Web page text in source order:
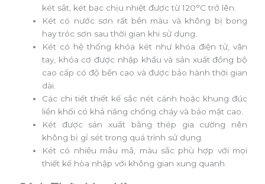
két sắt, két bạc chịu nhiệt được từ 120°C trở lên.
Két có nước sơn rất bền màu và không bị bong
hay tróc sơn sau thời gian khi sử dụng.
Két có hệ thống khóa két như khóa điện tử, vân
tay, khóa cơ được nhập khẩu và sản xuất đồng bộ
cao cấp có độ bền cao và được bảo hành thời gian
dài.
Các chi tiết thiết kế sắc nét cánh hoặc khung đúc
liền khối có khả năng chống cháy và bảo mật cao.
Két được sản xuất bằng thép gia cường nên
không bị gỉ sét trong quá trình sử dụng.
Két có nhiều mẫu mã, màu sắc phù hợp với mọi
thiết kế hòa nhập với không gian xung quanh.